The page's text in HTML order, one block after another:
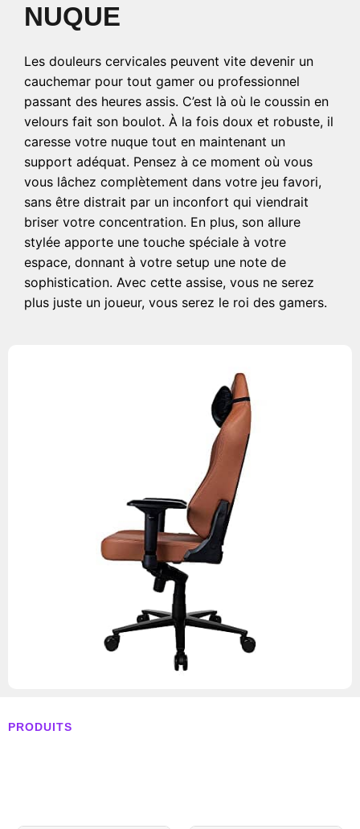
NUQUE
Les douleurs cervicales peuvent vite devenir un
cauchemar pour tout gamer ou professionnel
passant des heures assis. C’est là où le coussin en
velours fait son boulot. À la fois doux et robuste, il
caresse votre nuque tout en maintenant un
support adéquat. Pensez à ce moment où vous
vous lâchez complètement dans votre jeu favori,
sans être distrait par un inconfort qui viendrait
briser votre concentration. En plus, son allure
stylée apporte une touche spéciale à votre
espace, donnant à votre setup une note de
sophistication. Avec cette assise, vous ne serez
plus juste un joueur, vous serez le roi des gamers.
PRODUITS